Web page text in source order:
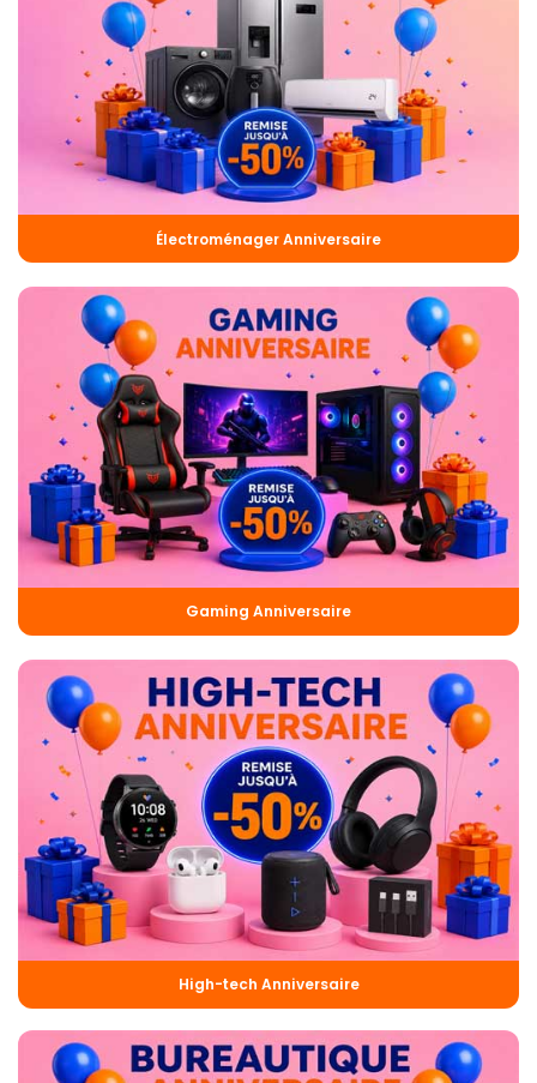
Électroménager Anniversaire
Gaming Anniversaire
High-tech Anniversaire